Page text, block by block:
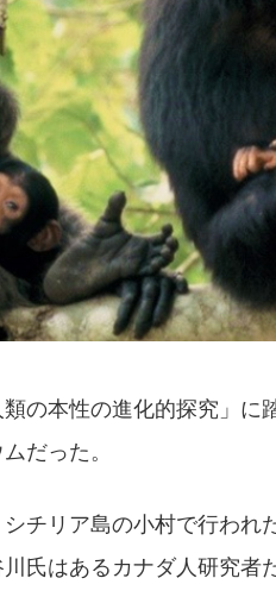
の本性の進化的探究」
だった。
チリア島の小村で行わ
氏はあるカナダ人研究